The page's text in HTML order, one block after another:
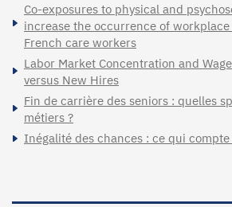
Co-exposures to physical and
increase the occurrence of
French care workers
Labor Market Concentration and
versus New Hires
Fin de carrière des seniors : quelles
métiers ?
Inégalité des chances : ce qui